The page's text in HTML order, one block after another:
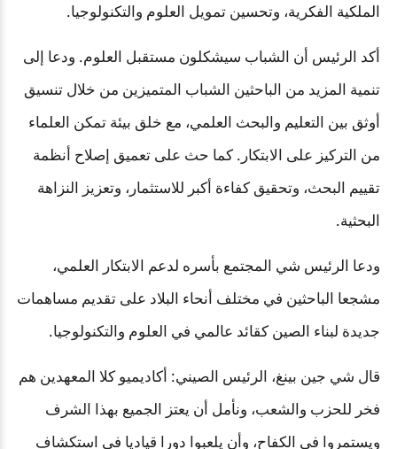
الملكية الفكرية، وتحسين تمويل العلوم والتكنولوجيا.
أكد الرئيس أن الشباب سيشكلون مستقبل العلوم. ودعا إلى
تنمية المزيد من الباحثين الشباب المتميزين من خلال تنسيق
أوثق بين التعليم والبحث العلمي، مع خلق بيئة تمكن العلماء
من التركيز على الابتكار. كما حث على تعميق إصلاح أنظمة
تقييم البحث، وتحقيق كفاءة أكبر للاستثمار، وتعزيز النزاهة
البحثية.
ودعا الرئيس شي المجتمع بأسره لدعم الابتكار العلمي،
مشجعا الباحثين في مختلف أنحاء البلاد على تقديم مساهمات
جديدة لبناء الصين كقائد عالمي في العلوم والتكنولوجيا.
قال شي جين بينغ، الرئيس الصيني: أكاديميو كلا المعهدين هم
فخر للحزب والشعب، ونأمل أن يعتز الجميع بهذا الشرف
ويستمروا في الكفاح، وأن يلعبوا دورا قياديا في استكشاف